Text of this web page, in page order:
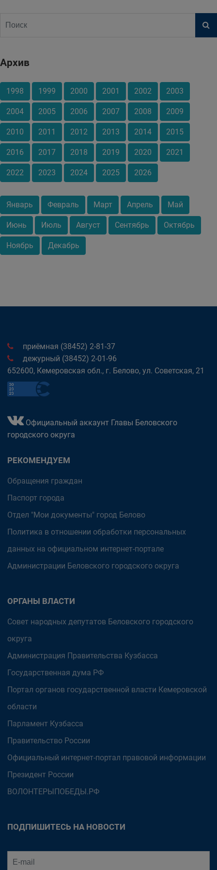
Архив
1998 1999 2000 2001 2002 2003
2004 2005 2006 2007 2008 2009
2010 2011 2012 2013 2014 2015
2016 2017 2018 2019 2020 2021
2022 2023 2024 2025 2026
Январь Февраль Март Апрель Май
Июнь Июль Август Сентябрь Октябрь
Ноябрь Декабрь
приёмная (38452) 2-81-37
дежурный (38452) 2-01-96
652600, Кемеровская обл., г. Белово, ул. Советская, 21
Официальный аккаунт Главы Беловского
городского округа
РЕКОМЕНДУЕМ
Обращения граждан
Паспорт города
Отдел "Мои документы" город Белово
Политика в отношении обработки персональных
данных на официальном интернет-портале
Администрации Беловского городского округа
ОРГАНЫ ВЛАСТИ
Совет народных депутатов Беловского городского
округа
Администрация Правительства Кузбасса
Государственная дума РФ
Портал органов государственной власти Кемеровской
области
Парламент Кузбасса
Правительство России
Официальный интернет-портал правовой информации
Президент России
ВОЛОНТЕРЫПОБЕДЫ.РФ
ПОДПИШИТЕСЬ НА НОВОСТИ